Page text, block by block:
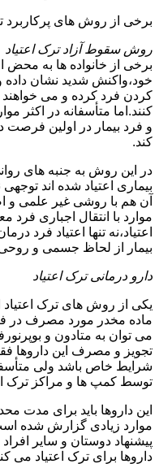
برخی از روش های پرکاربرد
روش سقوط آزاد ترک اعتیاد
برخی از خانواده ها به محض
خود،واکنش شدید نشان
کردن فرد کرده و می خواهند
کنند.اما متأسفانه در
و فرد بیمار در اولین
کند.
در این روش به جنبه های
بیماری اعتیاد شده اند
آن هم با روشی غیر علمی و
موارد با انتقال اجباری
اعتیاد،نه تنها اعتیاد فرد
بیمار از لحاظ جسمی و
دارو درمانی ترک اعتیاد
یکی از روش های ترک اعتیاد
ماده مخدر مورد مصرف در
می توان به متادون و
تجویز و مصرف این داروها
شرایط خاص باشد ولی
توسط کمپ ها و مراکز ترک
این داروها باید برای مدت
موارد زیادی گزارش شده
پیشنهاد دوستان و سایر
داروها برای ترک اعتیاد می